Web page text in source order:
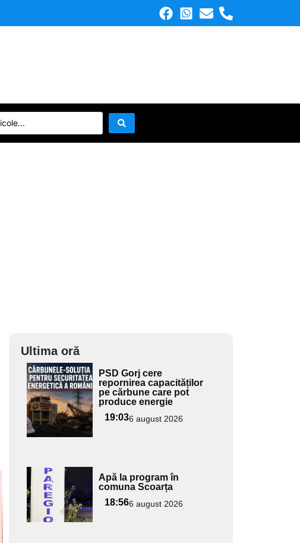
Ultima oră
Adaugă
aici textul
pentru
subtitlu
PSD Gorj cere
repornirea capacităților
pe cărbune care pot
produce energie
19:036 august 2026
Adaugă
aici textul
pentru
subtitlu
Apă la program în
comuna Scoarța
18:566 august 2026